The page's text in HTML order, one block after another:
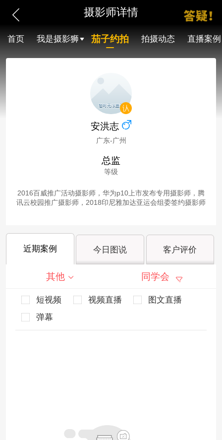
摄影师详情
首页 我是摄影狮 茄子约拍 拍摄动态 直播案例
安洪志
广东-广州
总监
等级
2016百威推广活动摄影师，华为p10上市发布专用摄影师，腾
讯云校园推广摄影师，2018印尼雅加达亚运会组委签约摄影师
近期案例 今日图说 客户评价
其他 同学会
短视频 视频直播
图文直播
弹幕